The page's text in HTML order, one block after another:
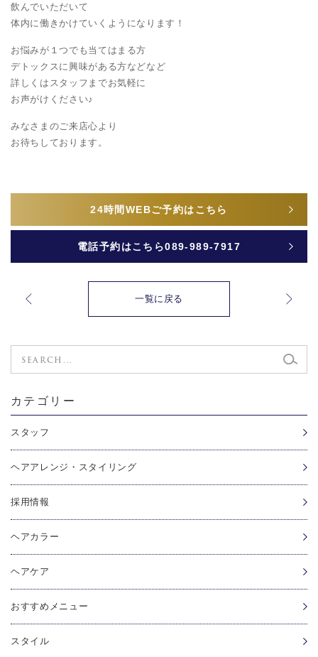
飲んでいただいて
体内に働きかけていくようになります！
お悩みが１つでも当てはまる方
デトックスに興味がある方などなど
詳しくはスタッフまでお気軽に
お声がけください♪
みなさまのご来店心より
お待ちしております。
24時間 WEBご予約はこちら
電話予約はこちら089-989-7917
一覧に戻る
カテゴリー
スタッフ
ヘアアレンジ・スタイリング
採用情報
ヘアカラー
ヘアケア
おすすめメニュー
スタイル